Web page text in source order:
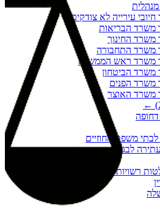
עירייה לא צודקים
משרד הבריאות
משרד החינוך
משרד התחבורה
משרד ראש הממשלה
משרד הביטחון
משרד הפנים
משרד האוצר
) ←
דחופה
משפט מחוזיים
לבג"ץ
רשויות מקומיות